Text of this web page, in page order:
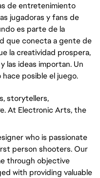
de entretenimiento
jugadoras y fans de
es parte de la
que conecta a gente de
la creatividad prospera,
las ideas importan. Un
posible el juego.
storytellers,
At Electronic Arts, the
who is passionate
person shooters. Our
through objective
with providing valuable